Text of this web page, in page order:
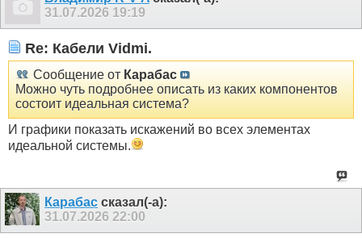
31.07.2026 19:19
Re: Кабели Vidmi.
Сообщение от Карабас
Можно чуть подробнее описать из каких компонентов
состоит идеальная система?
И графики показать искажений во всех элементах
идеальной системы.
Карабас сказал(-а):
31.07.2026 22:00